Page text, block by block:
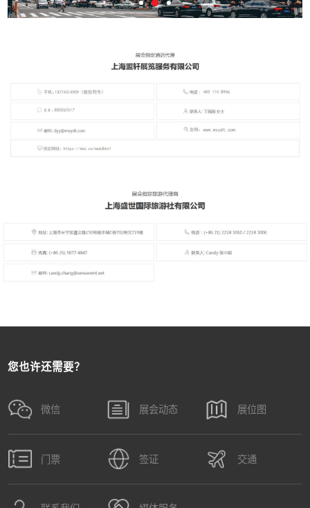
您也许还需要？
微信 展会动态 展位图
门票 签证 交通